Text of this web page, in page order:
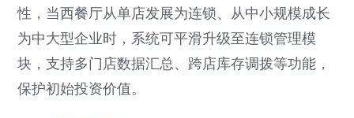
性，当西餐厅从单店发展为连锁、从中小规模成长
为中大型企业时，系统可平滑升级至连锁管理模
块，支持多门店数据汇总、跨店库存调拨等功能，
保护初始投资价值。